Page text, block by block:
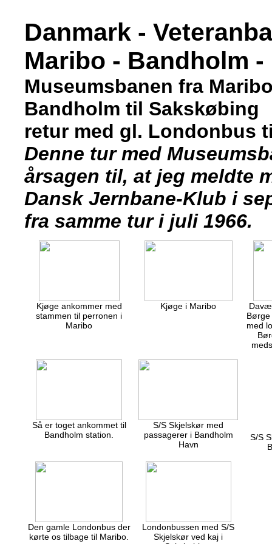
Danmark -
Maribo - Bandholm
Museumsbanen fra
Bandholm til Sakskøbing
retur med gl. Londonbus
Denne tur med
årsagen til, at jeg meldte
Dansk Jernbane-Klub i
fra samme tur i juli 1966.
Kjøge ankommer med
stammen til perronen i
Maribo
Kjøge i Maribo
med
Så er toget ankommet til
Bandholm station.
S/S Skjelskør med
passagerer i Bandholm
Havn
S/S
Den gamle Londonbus der
kørte os tilbage til Maribo.
Londonbussen med S/S
Skjelskør ved kaj i